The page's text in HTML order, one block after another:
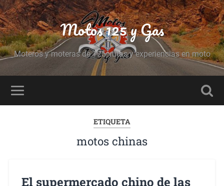
Motos 125 y Gas
Moteros y moteras de 125, rutas y experiencias en moto
ETIQUETA
motos chinas
El supermercado chino de las